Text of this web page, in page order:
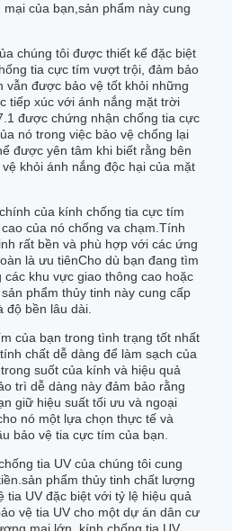
của bạn,sản phẩm này cung
chúng tôi được thiết kế đặc biệt
tia cực tím vượt trội, đảm bảo
vẫn được bảo vệ tốt khỏi những
tiếp xúc với ánh nắng mặt trời
được chứng nhận chống tia cực
nó trong việc bảo vệ chống lại
được yên tâm khi biết rằng bên
khỏi ánh nắng độc hại của mặt
của kính chống tia cực tím
của nó chống va chạm.Tính
rất bền và phù hợp với các ứng
là ưu tiênCho dù bạn đang tìm
các khu vực giao thông cao hoặc
phẩm thủy tinh này cung cấp
độ bền lâu dài.
của bạn trong tình trạng tốt nhất
chất dễ dàng để làm sạch của
suốt của kính và hiệu quả
trì dễ dàng này đảm bảo rằng
giữ hiệu suất tối ưu và ngoại
nó một lựa chọn thực tế và
bảo vệ tia cực tím của bạn.
tia UV của chúng tôi cung
phẩm thủy tinh chất lượng
tia UV đặc biệt với tỷ lệ hiệu quả
vệ tia UV cho một dự án dân cư